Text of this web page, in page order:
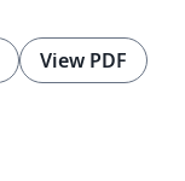
View PDF